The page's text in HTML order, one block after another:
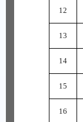
12
13
14
15
16